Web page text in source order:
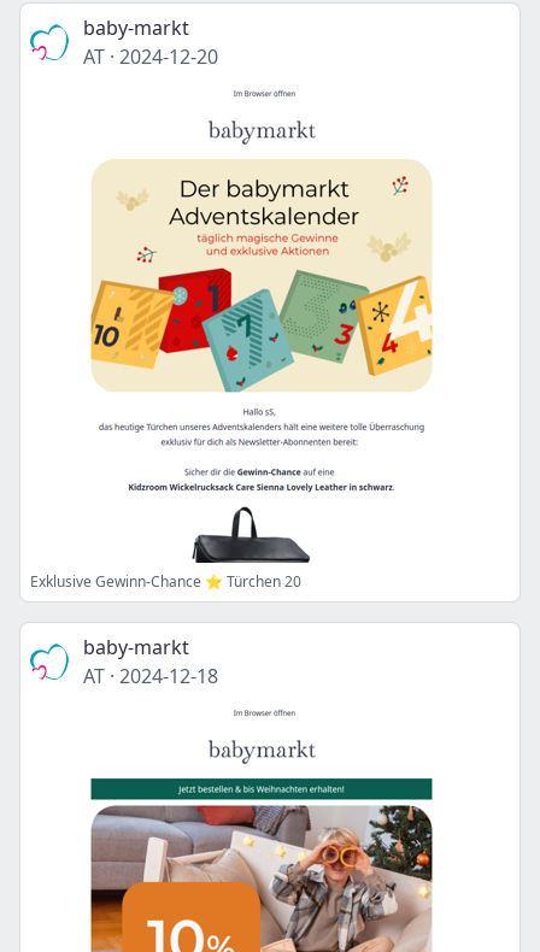
baby-markt
AT · 2024-12-20
Exklusive Gewinn-Chance ⭐ Türchen 20
baby-markt
AT · 2024-12-18